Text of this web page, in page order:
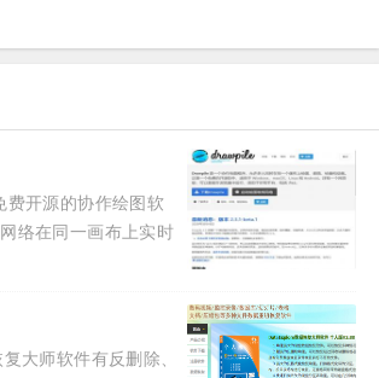
费开源的协作绘图软
络在同一画布上实时
统绘图工具与实时协
大师软件有反删除、